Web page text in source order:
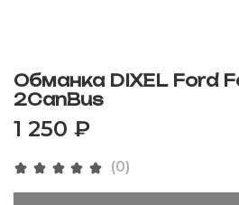
(0)
Обманка DIXEL Ford
2CanBus
1 250 ₽